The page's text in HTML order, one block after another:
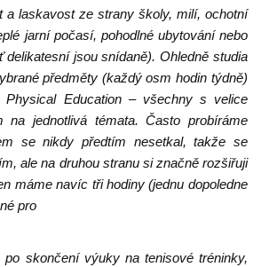
a laskavost ze strany školy, milí, ochotní
jarní počasí, pohodlné ubytování nebo
jsou snídaně). Ohledně studia
předměty (každý osm hodin týdně)
Education – všechny s velice
na jednotlivá témata. Často probíráme
se nikdy předtím nesetkal, takže se
ale na druhou stranu si značně rozšiřuji
máme navíc tři hodiny (jednu dopoledne
pro
po skončení výuky na tenisové tréninky,